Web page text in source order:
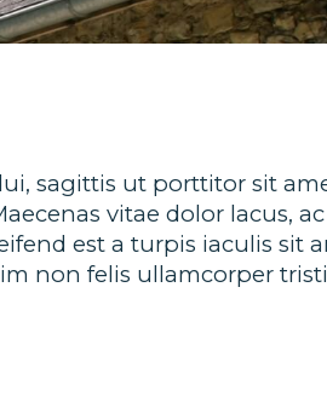
Réinitialiser les filtres
sagittis ut porttitor sit
vitae dolor lacus,
est a turpis iaculis sit
non felis ullamcorper